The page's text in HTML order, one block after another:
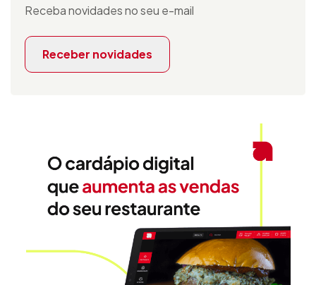
Receba novidades no seu e-mail
Receber novidades